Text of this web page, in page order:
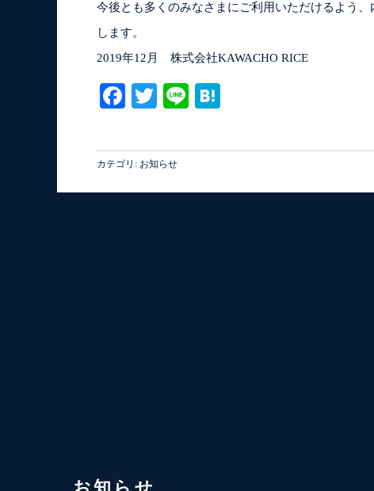
今後とも多くのみなさまにご利用いただけるよう
します。
2019年12月 株式会社KAWACHO RICE
Facebook
Twitter
Line
カテゴリ: お知らせ